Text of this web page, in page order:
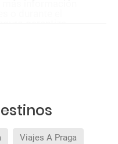
tiene que
de terceros de
Viajes A Praga